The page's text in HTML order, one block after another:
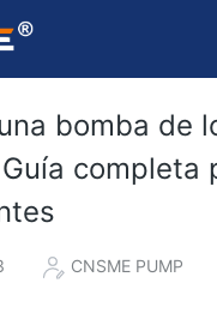
bomba de
completa
CNSME PUMP